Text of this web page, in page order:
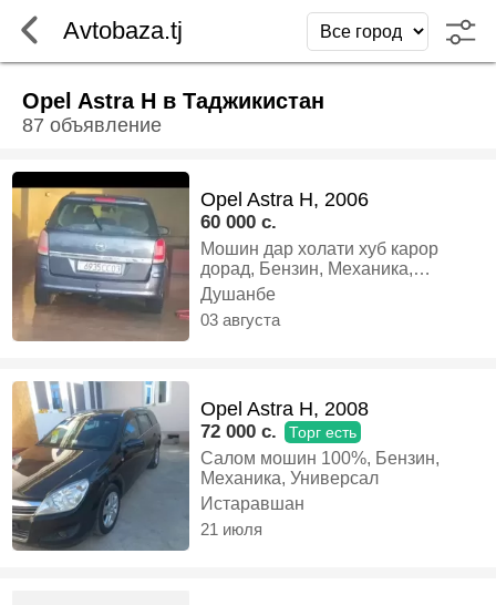
Avtobaza.tj
Opel Astra H в Таджикистан
87 объявление
Opel Astra H, 2006
60 000 c.
Мошин дар холати хуб карор
дорад, Бензин, Механика,
Универсал
Душанбе
03 августа
Opel Astra H, 2008
72 000 c. Торг есть
Салом мошин 100%, Бензин,
Механика, Универсал
Истаравшан
21 июля